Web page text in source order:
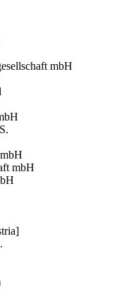
mbH
mbH